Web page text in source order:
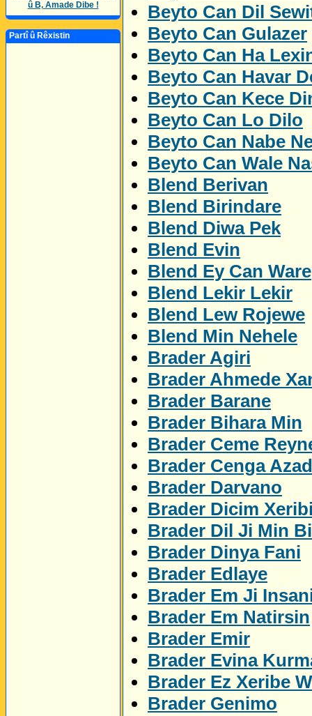
û B, Amade Dibe !
Partî û Rêxistin
Beyto Can Dil
Beyto Can Gulazer
Beyto Can Ha
Beyto Can Havar
Beyto Can Kece
Beyto Can Lo Dilo
Beyto Can Nabe
Beyto Can Wale
Blend Berivan
Blend Birindare
Blend Diwa Pek
Blend Evin
Blend Ey Can Ware
Blend Lekir Lekir
Blend Lew Rojewe
Blend Min Nehele
Brader Agiri
Brader Ahmede
Brader Barane
Brader Bihara Min
Brader Ceme
Brader Cenga
Brader Darvano
Brader Dicim
Brader Dil Ji Min
Brader Dinya Fani
Brader Edlaye
Brader Em Ji
Brader Em Natirsin
Brader Emir
Brader Evina
Brader Ez Xeribe
Brader Genimo